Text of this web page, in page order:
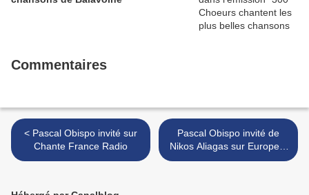
Commentaires
< Pascal Obispo invité sur
Chante France Radio
Pascal Obispo invité de
Nikos Aliagas sur Europe 1
>